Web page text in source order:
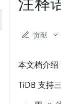
贡献
本文档介绍
TiDB 支持